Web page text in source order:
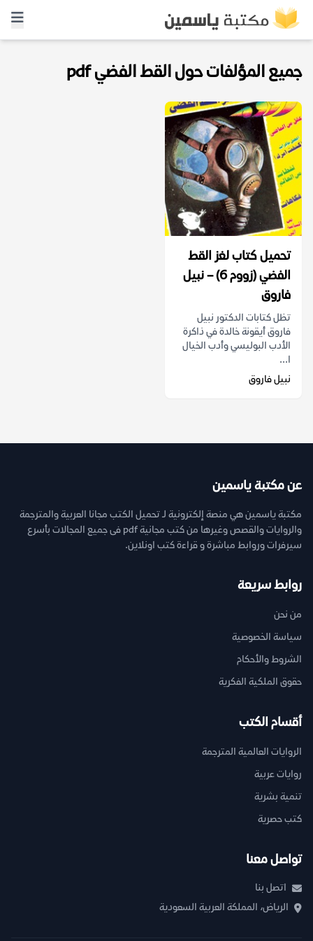
جميع المؤلفات حول القط الفضي pdf
تحميل كتاب لغز القط
الفضي (زووم 6) – نبيل
فاروق
تظل كتابات الدكتور نبيل
فاروق أيقونة خالدة في ذاكرة
الأدب البوليسي وأدب الخيال
ا...
نبيل فاروق
عن مكتبة ياسمين
مكتبة ياسمين هي منصة إلكترونية لـ تحميل الكتب مجانا العربية والمترجمة
والروايات والقصص وغيرها من كتب مجانية pdf فى جميع المجالات بأسرع
سيرفرات وروابط مباشرة و قراءة كتب اونلاين.
روابط سريعة
من نحن
سياسة الخصوصية
الشروط والأحكام
حقوق الملكية الفكرية
أقسام الكتب
الروايات العالمية المترجمة
روايات عربية
تنمية بشرية
كتب حصرية
تواصل معنا
اتصل بنا
الرياض، المملكة العربية السعودية